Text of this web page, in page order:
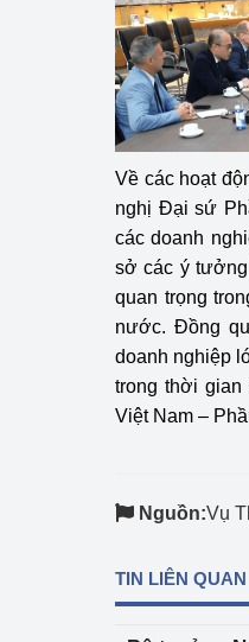
Về các hoạt
nghị Đại sứ
các doanh
sở các ý
quan trọng
nước. Đồng
doanh nghiệp
trong thời
Việt Nam –
Nguồn:Vụ
TIN LIÊN QUAN